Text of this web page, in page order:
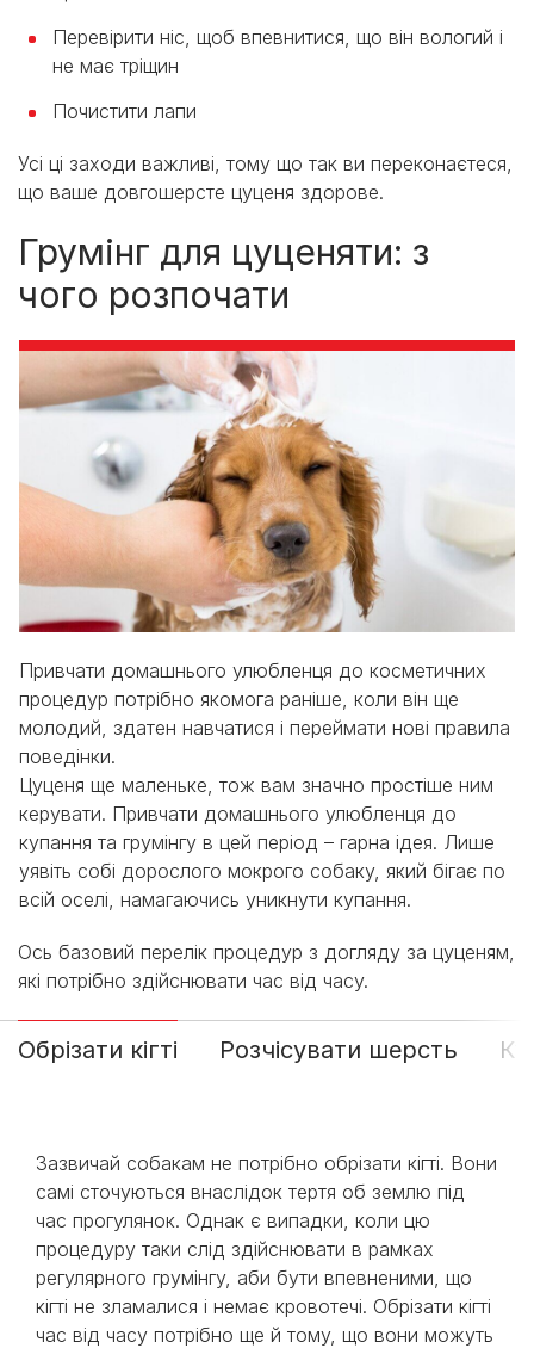
Перевірити ніс, щоб впевнитися, що він вологий і
не має тріщин
Почистити лапи
Усі ці заходи важливі, тому що так ви переконаєтеся,
що ваше довгошерсте цуценя здорове.
Грумінг для цуценяти: з
чого розпочати
Привчати домашнього улюбленця до косметичних
процедур потрібно якомога раніше, коли він ще
молодий, здатен навчатися і переймати нові правила
поведінки.
Цуценя ще маленьке, тож вам значно простіше ним
керувати. Привчати домашнього улюбленця до
купання та грумінгу в цей період – гарна ідея. Лише
уявіть собі дорослого мокрого собаку, який бігає по
всій оселі, намагаючись уникнути купання.
Ось базовий перелік процедур з догляду за цуценям,
які потрібно здійснювати час від часу.
Обрізати кігті Розчісувати шерсть
Зазвичай собакам не потрібно обрізати кігті. Вони
самі сточуються внаслідок тертя об землю під
час прогулянок. Однак є випадки, коли цю
процедуру таки слід здійснювати в рамках
регулярного грумінгу, аби бути впевненими, що
кігті не зламалися і немає кровотечі. Обрізати кігті
час від часу потрібно ще й тому, що вони можуть